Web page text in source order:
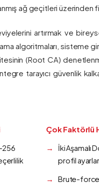
ağ geçitleri üzerinden
artırmak ve
algoritmaları, sisteme
(Root CA)
tarayıcı güvenlik
256
Çok Faktörlü
İki Aşamalı
profil
Brute-force